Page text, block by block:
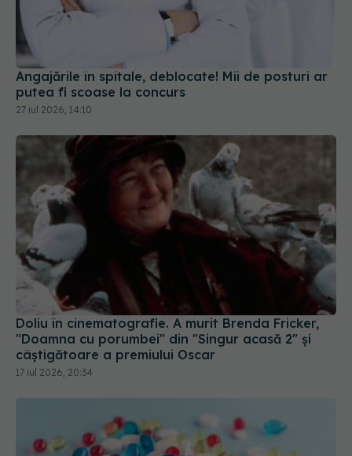
Angajările în spitale, deblocate! Mii de posturi ar
putea fi scoase la concurs
27 iul 2026, 14:10
Doliu în cinematografie. A murit Brenda Fricker,
"Doamna cu porumbei" din "Singur acasă 2" și
câștigătoare a premiului Oscar
17 iul 2026, 20:34